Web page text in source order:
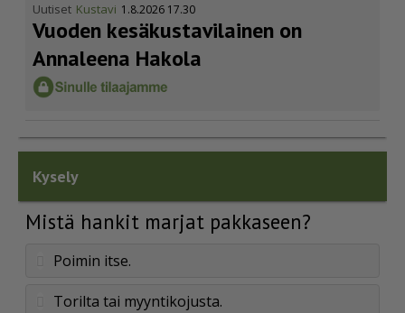
Uutiset Kustavi 1.8.2026 17.30
Vuoden kesäkus­ta­vi­lainen on
Annaleena Hakola
Kysely
Mistä hankit marjat pakkaseen?
Poimin itse.
Torilta tai myyntikojusta.